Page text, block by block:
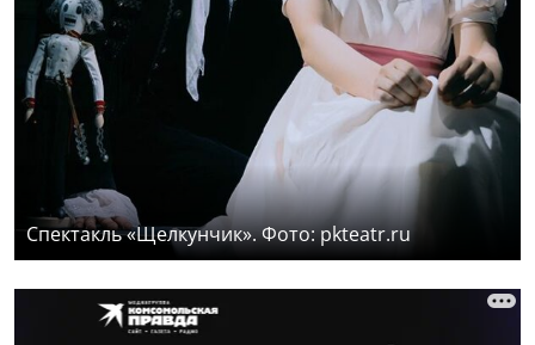
Спектакль «Щелкунчик». Фото: pkteatr.ru